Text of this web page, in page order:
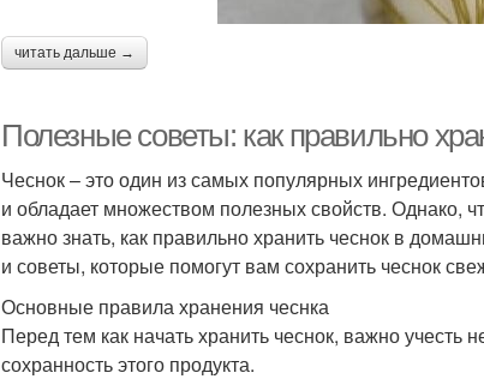
читать дальше →
Полезные советы: как правильно
Чеснок – это один из самых популярных
и обладает множеством полезных свойств. Однако,
важно знать, как правильно хранить чеснок в
и советы, которые помогут вам сохранить чеснок
Основные правила хранения чеснка
Перед тем как начать хранить чеснок, важно
сохранность этого продукта.